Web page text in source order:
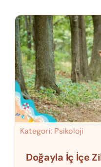
Kategori: Psikoloji
Doğayla İç İçe